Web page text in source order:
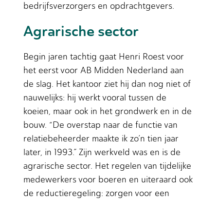
bedrijfsverzorgers en opdrachtgevers.
Agrarische sector
Begin jaren tachtig gaat Henri Roest voor
het eerst voor AB Midden Nederland aan
de slag. Het kantoor ziet hij dan nog niet of
nauwelijks: hij werkt vooral tussen de
koeien, maar ook in het grondwerk en in de
bouw. “De overstap naar de functie van
relatiebeheerder maakte ik zo’n tien jaar
later, in 1993.” Zijn werkveld was en is de
agrarische sector. Het regelen van tijdelijke
medewerkers voor boeren en uiteraard ook
de reductieregeling: zorgen voor een